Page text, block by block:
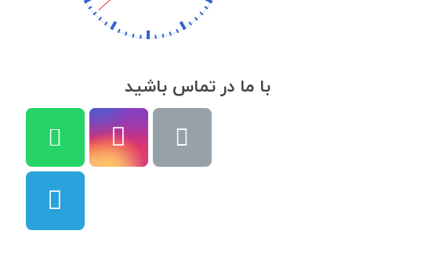
با ما در تماس باشید